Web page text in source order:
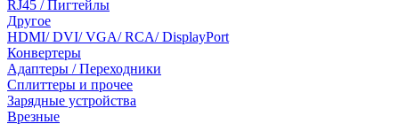
RJ45 / Пигтейлы
Другое
HDMI/ DVI/ VGA/ RCA/ DisplayPort
Конвертеры
Адаптеры / Переходники
Сплиттеры и прочее
Зарядные устройства
Врезные